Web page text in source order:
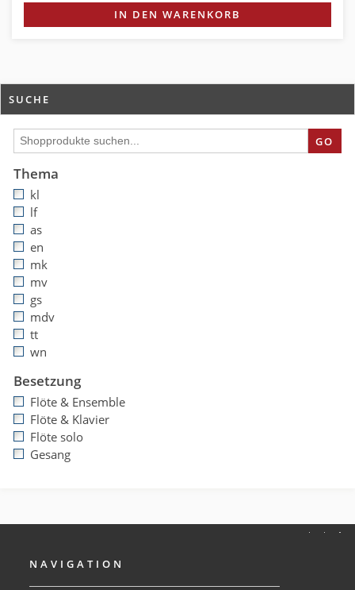
IN DEN WARENKORB
SUCHE
GO
Thema
kl
lf
as
en
mk
mv
gs
mdv
tt
wn
Besetzung
Flöte & Ensemble
Flöte & Klavier
Flöte solo
Gesang
NAVIGATION